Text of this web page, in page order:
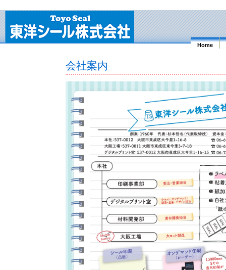
Home
会社案内